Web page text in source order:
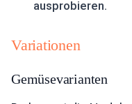
ausprobieren.
Variationen
Gemüsevarianten